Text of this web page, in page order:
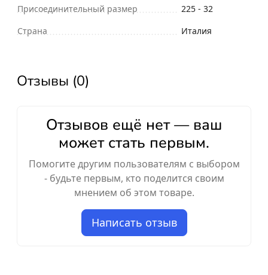
Присоединительный размер
225 - 32
Страна
Италия
Отзывы (0)
Отзывов ещё нет — ваш
может стать первым.
Помогите другим пользователям с выбором
- будьте первым, кто поделится своим
мнением об этом товаре.
Написать отзыв